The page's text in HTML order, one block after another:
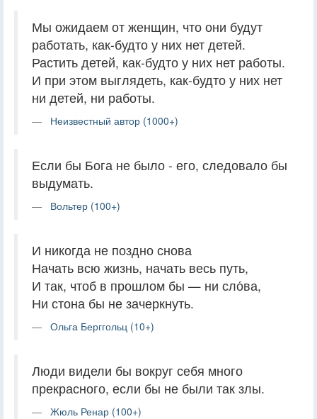
Мы ожидаем от женщин, что они будут
работать, как-будто у них нет детей.
Растить детей, как-будто у них нет работы.
И при этом выглядеть, как-будто у них нет
ни детей, ни работы.
Неизвестный автор (1000+)
Если бы Бога не было - его, следовало бы
выдумать.
Вольтер (100+)
И никогда не поздно снова
Начать всю жизнь, начать весь путь,
И так, чтоб в прошлом бы — ни сло́ва,
Ни стона бы не зачеркнуть.
Ольга Берггольц (10+)
Люди видели бы вокруг себя много
прекрасного, если бы не были так злы.
Жюль Ренар (100+)